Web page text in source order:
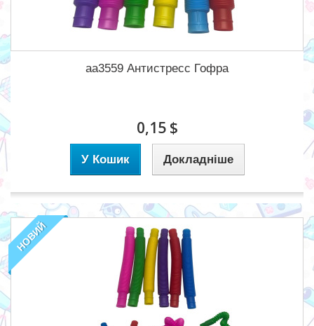
aa3559 Антистресс Гофра
0,15 $
У Кошик Докладніше
НОВИЙ